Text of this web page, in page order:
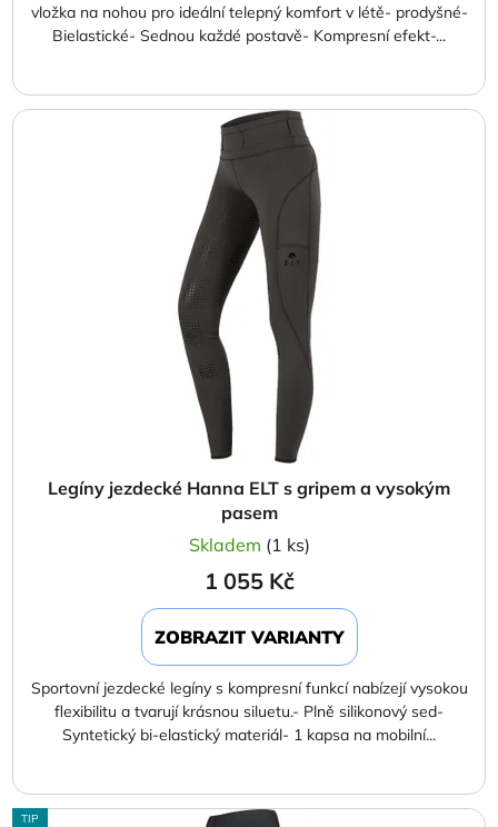
vložka na nohou pro ideální telepný komfort v létě- prodyšné-
Bielastické- Sednou každé postavě- Kompresní efekt-...
Legíny jezdecké Hanna ELT s gripem a vysokým
pasem
Skladem (1 ks)
1 055 Kč
ZOBRAZIT VARIANTY
Sportovní jezdecké legíny s kompresní funkcí nabízejí vysokou
flexibilitu a tvarují krásnou siluetu.- Plně silikonový sed-
Syntetický bi-elastický materiál- 1 kapsa na mobilní...
TIP